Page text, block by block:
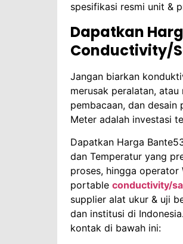
spesifikasi resmi unit &
Dapatkan
Conductivity/
Jangan biarkan
merusak peralatan,
pembacaan, dan
Meter adalah investasi
Dapatkan Harga
dan Temperatur yang
proses, hingga operator
portable conductivity/
supplier alat ukur & uji
dan institusi di
kontak di bawah ini: